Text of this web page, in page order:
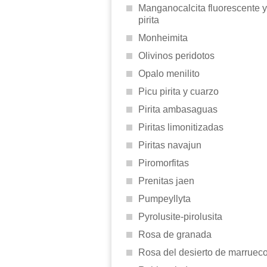
Manganocalcita fluorescente y
pirita
Monheimita
Olivinos peridotos
Opalo menilito
Picu pirita y cuarzo
Pirita ambasaguas
Piritas limonitizadas
Piritas navajun
Piromorfitas
Prenitas jaen
Pumpeyllyta
Pyrolusite-pirolusita
Rosa de granada
Rosa del desierto de